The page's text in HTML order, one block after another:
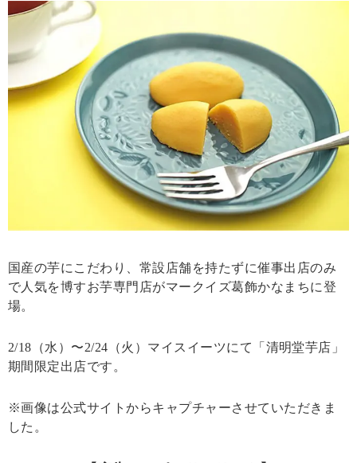
国産の芋にこだわり、常設店舗を持たずに催事出店のみ
で人気を博すお芋専門店がマークイズ葛飾かなまちに登
場。
2/18（水）〜2/24（火）マイスイーツにて「清明堂芋店」
期間限定出店です。
※画像は公式サイトからキャプチャーさせていただきま
した。